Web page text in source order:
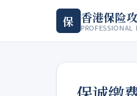
保 香港保险
PROFESSIONAL